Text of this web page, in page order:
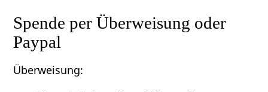
Spende per Überweisung oder
Paypal
Überweisung: